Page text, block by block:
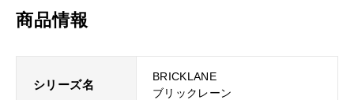
商品情報
シリーズ名
BRICKLANE
ブリックレーン